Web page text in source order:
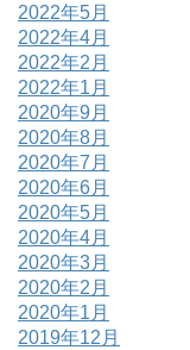
2022年5月
2022年4月
2022年2月
2022年1月
2020年9月
2020年8月
2020年7月
2020年6月
2020年5月
2020年4月
2020年3月
2020年2月
2020年1月
2019年12月